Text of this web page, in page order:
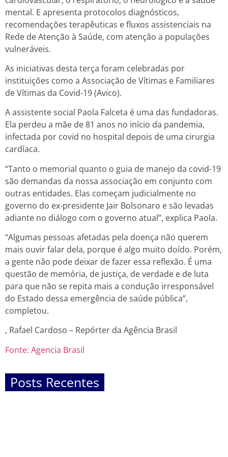
mental. E apresenta protocolos diagnósticos,
recomendações terapêuticas e fluxos assistenciais na
Rede de Atenção à Saúde, com atenção a populações
vulneráveis.
As iniciativas desta terça foram celebradas por
instituições como a Associação de Vítimas e Familiares
de Vítimas da Covid-19 (Avico).
A assistente social Paola Falceta é uma das fundadoras.
Ela perdeu a mãe de 81 anos no início da pandemia,
infectada por covid no hospital depois de uma cirurgia
cardíaca.
“Tanto o memorial quanto o guia de manejo da covid-19
são demandas da nossa associação em conjunto com
outras entidades. Elas começam judicialmente no
governo do ex-presidente Jair Bolsonaro e são levadas
adiante no diálogo com o governo atual”, explica Paola.
“Algumas pessoas afetadas pela doença não querem
mais ouvir falar dela, porque é algo muito doído. Porém,
a gente não pode deixar de fazer essa reflexão. É uma
questão de memória, de justiça, de verdade e de luta
para que não se repita mais a condução irresponsável
do Estado dessa emergência de saúde pública”,
completou.
, Rafael Cardoso – Repórter da Agência Brasil
Fonte: Agencia Brasil
Posts Recentes